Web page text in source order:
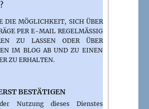
DIE MÖGLICHKEIT, SICH ÜBER
PER E-MAIL REGELMÄSSIG I
ZU LASSEN ODER ÜBER N
IM BLOG AB UND ZU EINEN N
ZU ERHALTEN.
BESTÄTIGEN
Nutzung dieses Dienstes